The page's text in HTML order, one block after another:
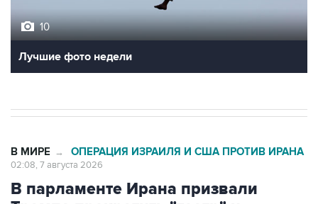
10
Лучшие фото недели
В МИРЕ → ОПЕРАЦИЯ ИЗРАИЛЯ И США ПРОТИВ ИРАНА
02:08, 7 августа 2026
В парламенте Ирана призвали